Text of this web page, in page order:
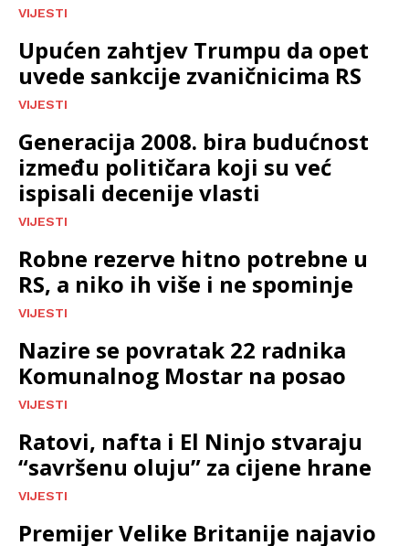
VIJESTI
Upućen zahtjev Trumpu da opet
uvede sankcije zvaničnicima RS
VIJESTI
Generacija 2008. bira budućnost
između političara koji su već
ispisali decenije vlasti
VIJESTI
Robne rezerve hitno potrebne u
RS, a niko ih više i ne spominje
VIJESTI
Nazire se povratak 22 radnika
Komunalnog Mostar na posao
VIJESTI
Ratovi, nafta i El Ninjo stvaraju
“savršenu oluju” za cijene hrane
VIJESTI
Premijer Velike Britanije najavio